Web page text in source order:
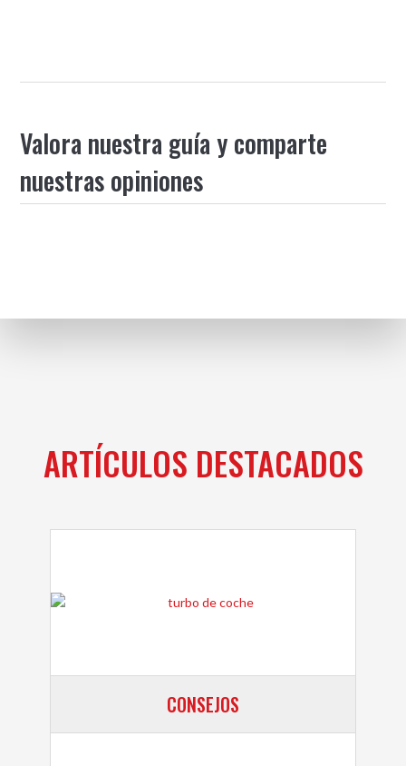
Valora nuestra guía y comparte
nuestras opiniones
ARTÍCULOS DESTACADOS
CONSEJOS